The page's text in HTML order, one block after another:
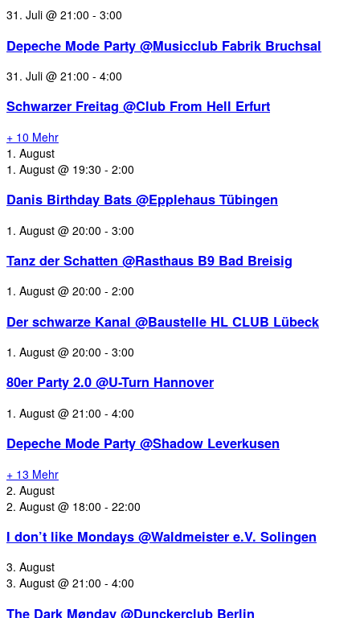
31. Juli @ 21:00 - 3:00
Depeche Mode Party @Musicclub Fabrik Bruchsal
31. Juli @ 21:00 - 4:00
Schwarzer Freitag @Club From Hell Erfurt
+ 10 Mehr
1. August
1. August @ 19:30 - 2:00
Danis Birthday Bats @Epplehaus Tübingen
1. August @ 20:00 - 3:00
Tanz der Schatten @Rasthaus B9 Bad Breisig
1. August @ 20:00 - 2:00
Der schwarze Kanal @Baustelle HL CLUB Lübeck
1. August @ 20:00 - 3:00
80er Party 2.0 @U-Turn Hannover
1. August @ 21:00 - 4:00
Depeche Mode Party @Shadow Leverkusen
+ 13 Mehr
2. August
2. August @ 18:00 - 22:00
I don’t like Mondays @Waldmeister e.V. Solingen
3. August
3. August @ 21:00 - 4:00
The Dark Mønday @Dunckerclub Berlin